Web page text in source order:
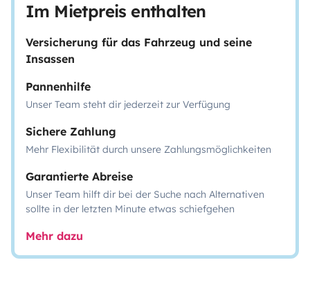
Im Mietpreis enthalten
Versicherung für das Fahrzeug und seine
Insassen
Pannenhilfe
Unser Team steht dir jederzeit zur Verfügung
Sichere Zahlung
Mehr Flexibilität durch unsere Zahlungsmöglichkeiten
Garantierte Abreise
Unser Team hilft dir bei der Suche nach Alternativen
sollte in der letzten Minute etwas schiefgehen
Mehr dazu